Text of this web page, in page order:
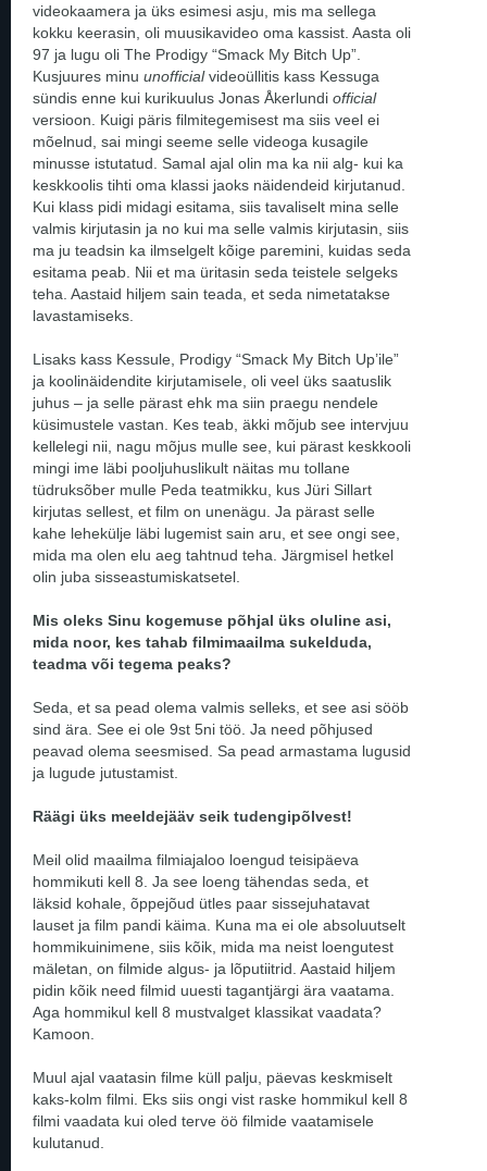
videokaamera ja üks esimesi asju, mis ma sellega
kokku keerasin, oli muusikavideo oma kassist. Aasta oli
97 ja lugu oli The Prodigy “Smack My Bitch Up”.
Kusjuures minu unofficialvideoüllitis kass Kessuga
sündis enne kui kurikuulus Jonas Åkerlundi official
versioon. Kuigi päris filmitegemisest ma siis veel ei
mõelnud, sai mingi seeme selle videoga kusagile
minusse istutatud. Samal ajal olin ma ka nii alg- kui ka
keskkoolis tihti oma klassi jaoks näidendeid kirjutanud.
Kui klass pidi midagi esitama, siis tavaliselt mina selle
valmis kirjutasin ja no kui ma selle valmis kirjutasin, siis
ma ju teadsin ka ilmselgelt kõige paremini, kuidas seda
esitama peab. Nii et ma üritasin seda teistele selgeks
teha. Aastaid hiljem sain teada, et seda nimetatakse
lavastamiseks.
Lisaks kass Kessule, Prodigy “Smack My Bitch Up’ile”
ja koolinäidendite kirjutamisele, oli veel üks saatuslik
juhus – ja selle pärast ehk ma siin praegu nendele
küsimustele vastan. Kes teab, äkki mõjub see intervjuu
kellelegi nii, nagu mõjus mulle see, kui pärast keskkooli
mingi ime läbi pooljuhuslikult näitas mu tollane
tüdruksõber mulle Peda teatmikku, kus Jüri Sillart
kirjutas sellest, et film on unenägu. Ja pärast selle
kahe lehekülje läbi lugemist sain aru, et see ongi see,
mida ma olen elu aeg tahtnud teha. Järgmisel hetkel
olin juba sisseastumiskatsetel.
Mis oleks Sinu kogemuse põhjal üks oluline asi,
mida noor, kes tahab filmimaailma sukelduda,
teadma või tegema peaks?
Seda, et sa pead olema valmis selleks, et see asi sööb
sind ära. See ei ole 9st 5ni töö. Ja need põhjused
peavad olema seesmised. Sa pead armastama lugusid
ja lugude jutustamist.
Räägi üks meeldejääv seik tudengipõlvest!
Meil olid maailma filmiajaloo loengud teisipäeva
hommikuti kell 8. Ja see loeng tähendas seda, et
läksid kohale, õppejõud ütles paar sissejuhatavat
lauset ja film pandi käima. Kuna ma ei ole absoluutselt
hommikuinimene, siis kõik, mida ma neist loengutest
mäletan, on filmide algus- ja lõputiitrid. Aastaid hiljem
pidin kõik need filmid uuesti tagantjärgi ära vaatama.
Aga hommikul kell 8 mustvalget klassikat vaadata?
Kamoon.
Muul ajal vaatasin filme küll palju, päevas keskmiselt
kaks-kolm filmi. Eks siis ongi vist raske hommikul kell 8
filmi vaadata kui oled terve öö filmide vaatamisele
kulutanud.